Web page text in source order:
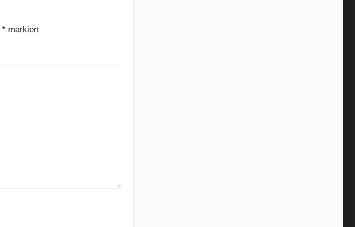
* markiert